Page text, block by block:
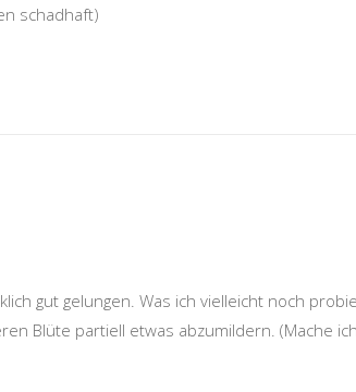
schadhaft)
gut gelungen. Was ich vielleicht noch
Blüte partiell etwas abzumildern. (Mache ich